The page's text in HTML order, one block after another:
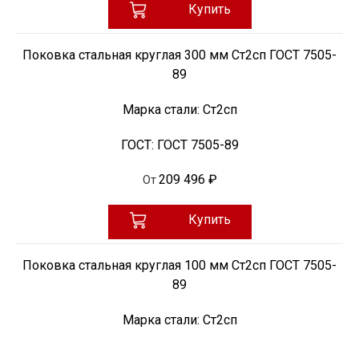
Купить
Поковка стальная круглая 300 мм Ст2сп ГОСТ 7505-
89
Марка стали: Ст2сп
ГОСТ: ГОСТ 7505-89
От 209 496 ₽
Купить
Поковка стальная круглая 100 мм Ст2сп ГОСТ 7505-
89
Марка стали: Ст2сп